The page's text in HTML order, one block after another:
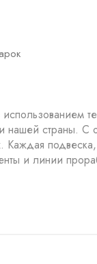
нашей страны. С
Каждая
и линии